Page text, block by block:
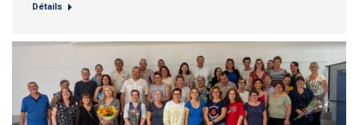
Détails